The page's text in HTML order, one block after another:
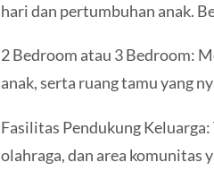
hari dan pertumbuhan anak.
2 Bedroom atau 3 Bedroom:
anak, serta ruang tamu yang
Fasilitas Pendukung
olahraga, dan area komunitas